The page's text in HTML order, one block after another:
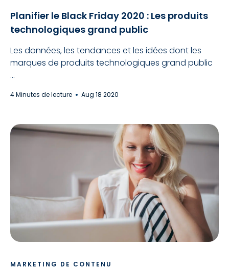
Planifier le Black Friday 2020 : Les produits
technologiques grand public
Les données, les tendances et les idées dont les
marques de produits technologiques grand public
...
4 Minutes de lecture Aug 18 2020
MARKETING DE CONTENU